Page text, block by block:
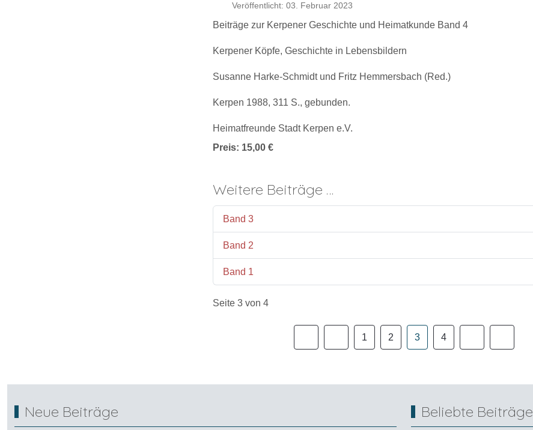
Veröffentlicht: 03. Februar 2023
Beiträge zur Kerpener Geschichte und Heimatkunde Band 4
Kerpener Köpfe, Geschichte in Lebensbildern
Susanne Harke-Schmidt und Fritz Hemmersbach (Red.)
Kerpen 1988, 311 S., gebunden.
Heimatfreunde Stadt Kerpen e.V.
Preis: 15,00 €
Weitere Beiträge …
Band 3
Band 2
Band 1
Seite 3 von 4
1 2 3 4
Neue Beiträge Beliebte Beiträge